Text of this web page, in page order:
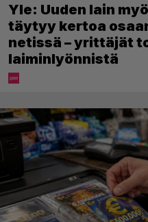
Yle: Uuden lain
täytyy kertoa
netissä – yrittäjät
laiminlyönnistä